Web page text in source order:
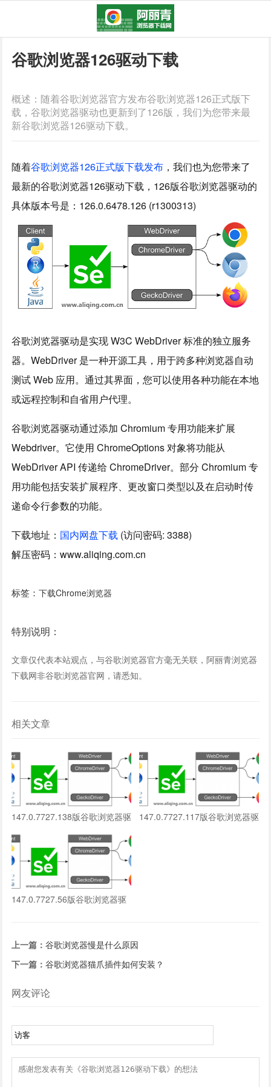
谷歌浏览器126驱动下载
概述：随着谷歌浏览器官方发布谷歌浏览器126正式版下
载，谷歌浏览器驱动也更新到了126版，我们为您带来最
新谷歌浏览器126驱动下载。
随着谷歌浏览器126正式版下载发布 ，我们也为您带来了
最新的谷歌浏览器126驱动下载，126版谷歌浏览器驱动的
具体版本号是：126.0.6478.126 (r1300313)
谷歌浏览器驱动是实现 W3C WebDriver 标准的独立服务
器。WebDriver 是一种开源工具，用于跨多种浏览器自动
测试 Web 应用。通过其界面，您可以使用各种功能在本地
或远程控制和自省用户代理。
谷歌浏览器驱动通过添加 Chromium 专用功能来扩展
Webdriver。它使用 ChromeOptions 对象将功能从
WebDriver API 传递给 ChromeDriver。部分 Chromium 专
用功能包括安装扩展程序、更改窗口类型以及在启动时传
递命令行参数的功能。
下载地址： 国内网盘下载 (访问密码: 3388)
解压密码：www.aliqing.com.cn
标签：下载Chrome浏览器
特别说明：
文章仅代表本站观点，与谷歌浏览器官方毫无关联，阿丽青浏览器
下载网非谷歌浏览器官网，请悉知。
相关文章
147.0.7727.138版谷歌浏览器驱
动下载
147.0.7727.117版谷歌浏览器驱
147.0.7727.56版谷歌浏览器驱
上一篇：谷歌浏览器慢是什么原因
下一篇：谷歌浏览器猫爪插件如何安装？
网友评论